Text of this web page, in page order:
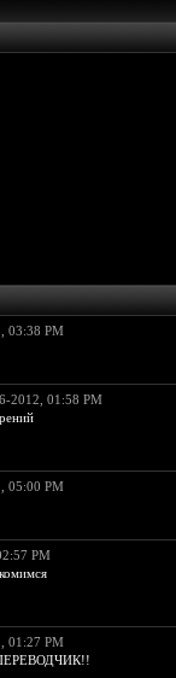
03:38 PM
2012, 01:58 PM
05:00 PM
PM
01:27 PM